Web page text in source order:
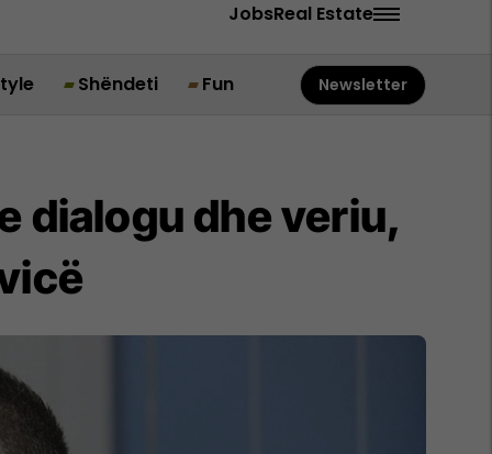
JobsReal Estate
Shëndeti Fun Newsletter
dialogu dhe veriu,